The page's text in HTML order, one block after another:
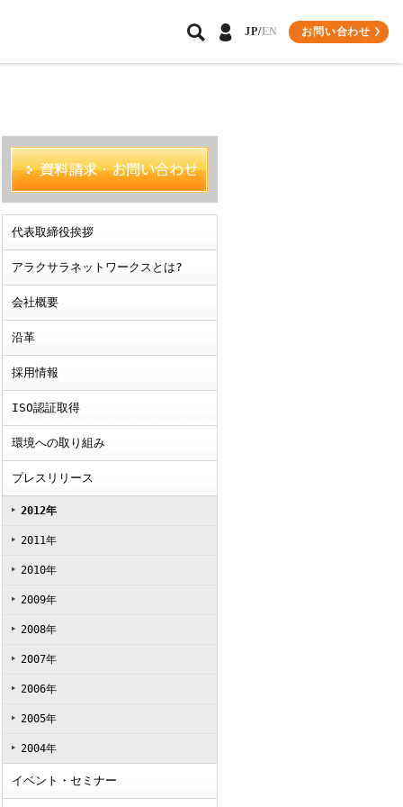
導入事例
プレスリリースビジネスパートナー様
JP/EN お問い合わせ
代表取締役挨拶
アラクサラネットワークスとは?
会社概要
沿革
採用情報
ISO認証取得
環境への取り組み
プレスリリース
2012年
2011年
2010年
2009年
2008年
2007年
2006年
2005年
2004年
イベント・セミナー